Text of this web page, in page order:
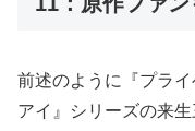
前述のように『プラ
アイ』シリーズの来